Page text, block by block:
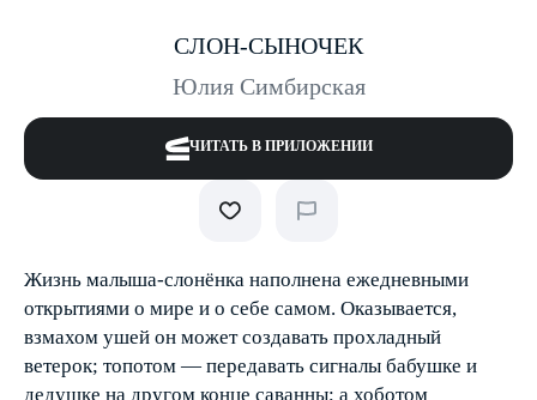
СЛОН-СЫНОЧЕК
Юлия Симбирская
ЧИТАТЬ В ПРИЛОЖЕНИИ
Жизнь малыша-слонёнка наполнена ежедневными
открытиями о мире и о себе самом. Оказывается,
взмахом ушей он может создавать прохладный
ветерок; топотом — передавать сигналы бабушке и
дедушке на другом конце саванны; а хоботом